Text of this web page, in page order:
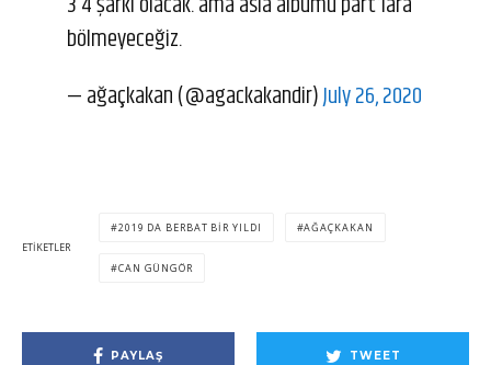
bölmeyeceğiz.
— ağaçkakan (@agackakandir)July 26, 2020
ETIKETLER
2019 DA BERBAT BIR YILDI AĞAÇKAKAN
CAN GÜNGÖR
PAYLAŞ TWEET